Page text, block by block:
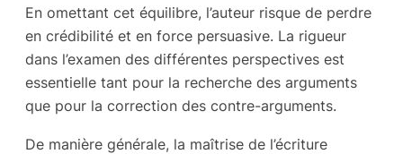
En omettant cet équilibre, l’auteur risque de perdre
en crédibilité et en force persuasive. La rigueur
dans l’examen des différentes perspectives est
essentielle tant pour la recherche des arguments
que pour la correction des contre-arguments.
De manière générale, la maîtrise de l’écriture